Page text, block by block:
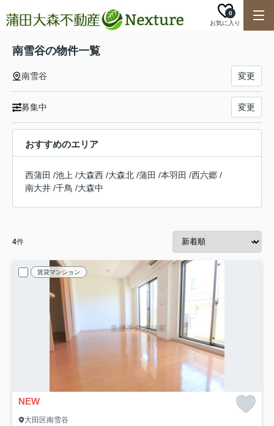
お気に入り
0
南雪谷の物件一覧
南雪谷 変更
募集中 変更
おすすめのエリア
西蒲田 /池上 /大森西 /大森北 /蒲田 /本羽田 /西六郷 /
南大井 /千鳥 /大森中
4件
賃貸マンション
NEW
大田区南雪谷